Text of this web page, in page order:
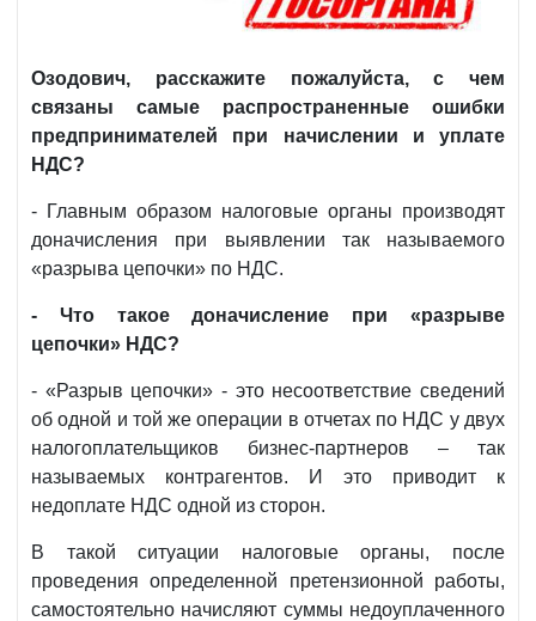
Озодович, расскажите пожалуйста, с чем
связаны самые распространенные ошибки
предпринимателей при начислении и уплате
НДС?
- Главным образом налоговые органы производят
доначисления при выявлении так называемого
«разрыва цепочки» по НДС.
- Что такое доначисление при «разрыве
цепочки» НДС?
- «Разрыв цепочки» - это несоответствие сведений
об одной и той же операции в отчетах по НДС у двух
налогоплательщиков бизнес-партнеров – так
называемых контрагентов. И это приводит к
недоплате НДС одной из сторон.
В такой ситуации налоговые органы, после
проведения определенной претензионной работы,
самостоятельно начисляют суммы недоуплаченного